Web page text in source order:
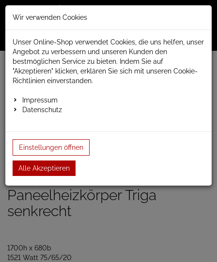
Menü
Weiter einkaufen www.anapont.eu
Badheizkörper
Paneel- und Röhrenheizkörper
1700h x 680b
Einloggen und Bewertung schreiben
Artikel-Nummer:
Paneelheizkörper Triga
senkrecht
1700h x 680b
1521 Watt 75/65/20
Wir verwenden Cookies
Unser Online-Shop verwendet Cookies, die uns helfen, unser
Angebot zu verbessern und unseren Kunden den
bestmöglichen Service zu bieten. Indem Sie auf
"Akzeptieren" klicken, erklären Sie sich mit unseren Cookie-
Richtlinien einverstanden.
Impressum
Datenschutz
Einstellungen öffnen
Alle Akzeptieren